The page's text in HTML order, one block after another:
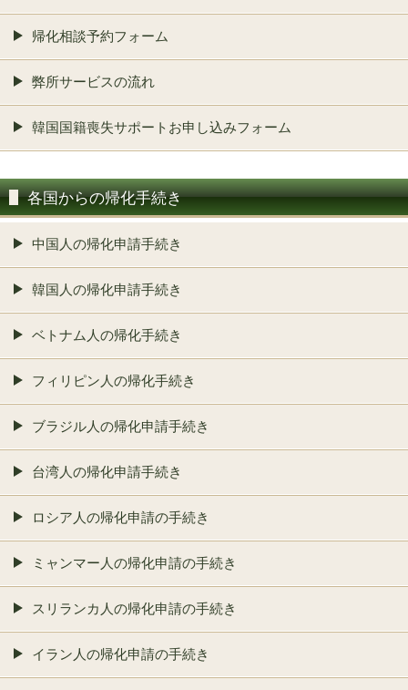
帰化相談予約フォーム
弊所サービスの流れ
韓国国籍喪失サポートお申し込みフォーム
各国からの帰化手続き
中国人の帰化申請手続き
韓国人の帰化申請手続き
ベトナム人の帰化手続き
フィリピン人の帰化手続き
ブラジル人の帰化申請手続き
台湾人の帰化申請手続き
ロシア人の帰化申請の手続き
ミャンマー人の帰化申請の手続き
スリランカ人の帰化申請の手続き
イラン人の帰化申請の手続き